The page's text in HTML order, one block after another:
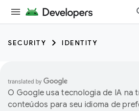
SECURITY IDENTITY
O Google usa tecnologia de IA na
conteúdos para seu idioma de